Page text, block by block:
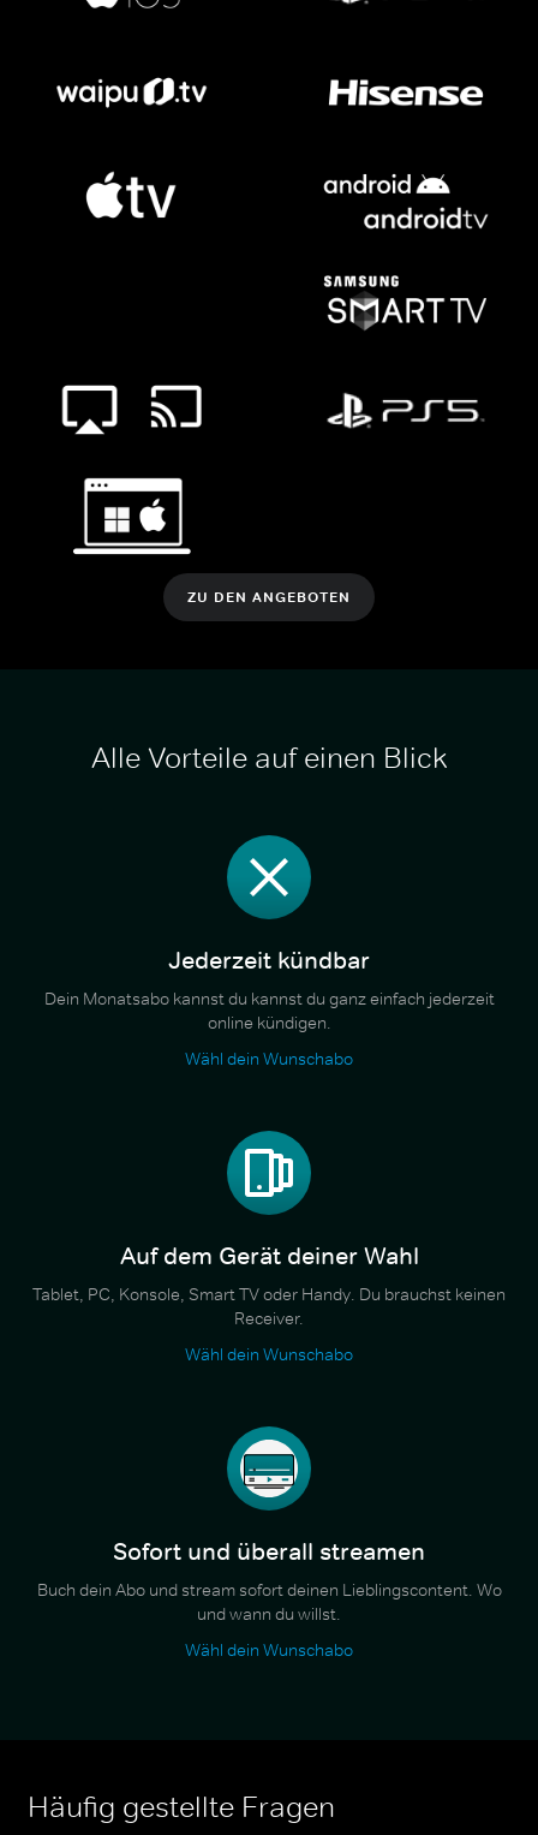
ZU DEN ANGEBOTEN
Alle Vorteile auf einen Blick
Jederzeit kündbar
Dein Monatsabo kannst du kannst du ganz einfach jederzeit
online kündigen.
Wähl dein Wunschabo
Auf dem Gerät deiner Wahl
Tablet, PC, Konsole, Smart TV oder Handy. Du brauchst keinen
Receiver.
Wähl dein Wunschabo
Sofort und überall streamen
Buch dein Abo und stream sofort deinen Lieblingscontent. Wo
und wann du willst.
Wähl dein Wunschabo
Häufig gestellte Fragen